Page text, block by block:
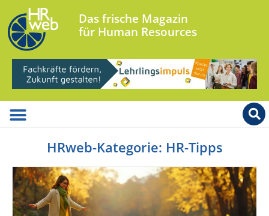
Das frische Magazin
für Human Resources
HRweb-Kategorie: HR-Tipps